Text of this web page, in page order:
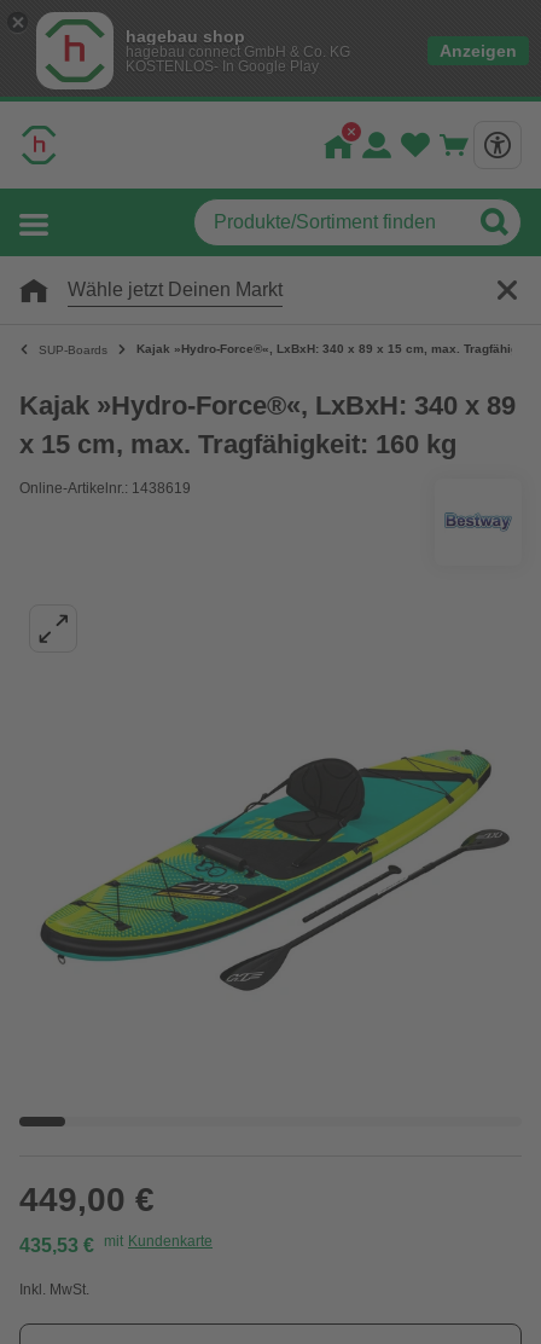
hagebau shop
hagebau connect GmbH & Co. KG
KOSTENLOS- In Google Play
Anzeigen
Wähle jetzt Deinen Markt
SUP-Boards Kajak »Hydro-Force®«, LxBxH: 340 x 89 x 15 cm, max.
Kajak »Hydro-Force®«, LxBxH: 340 x 89
x 15 cm, max. Tragfähigkeit: 160 kg
Online-Artikelnr.: 1438619
449,00 €
435,53 € mit Kundenkarte
Inkl. MwSt.